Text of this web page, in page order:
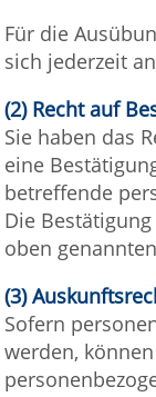
Für die
sich jederzeit
(2) Recht auf
Sie haben das
eine
betreffende
Die
oben
(3)
Sofern
werden,